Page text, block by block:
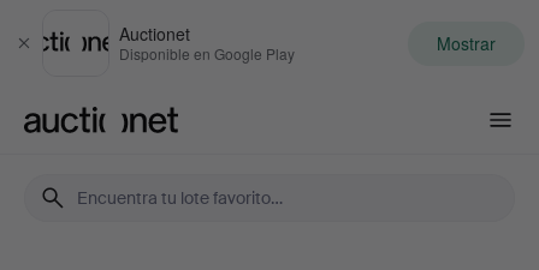
Cerrar
Auctionet
Disponible en Google Play Mostrar